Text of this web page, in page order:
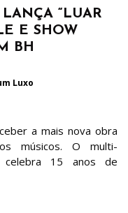
“LUAR
E SHOW
BH
Luxo
a mais nova obra
músicos. O multi-
celebra 15 anos de